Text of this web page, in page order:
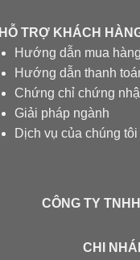
HỖ TRỢ KHÁCH
Hướng dẫn mua hàng
Hướng dẫn thanh
Chứng chỉ chứng
Giải pháp ngành
Dịch vụ của chúng tôi
CÔNG TY
CHI